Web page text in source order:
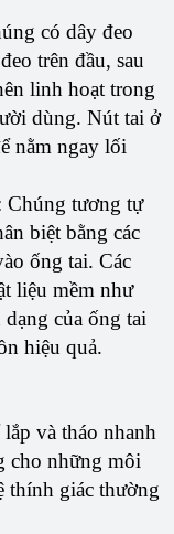
có dây đeo
trên đầu, sau
linh hoạt trong
dùng. Nút tai ở
nằm ngay lối
Chúng tương tự
biệt bằng các
ống tai. Các
liệu mềm như
của ống tai
hiệu quả.
và tháo nhanh
cho những môi
thính giác thường